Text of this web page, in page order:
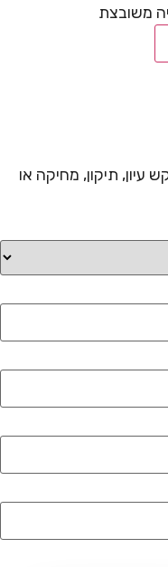
משובצת
עיון, תיקון, מחיקה או